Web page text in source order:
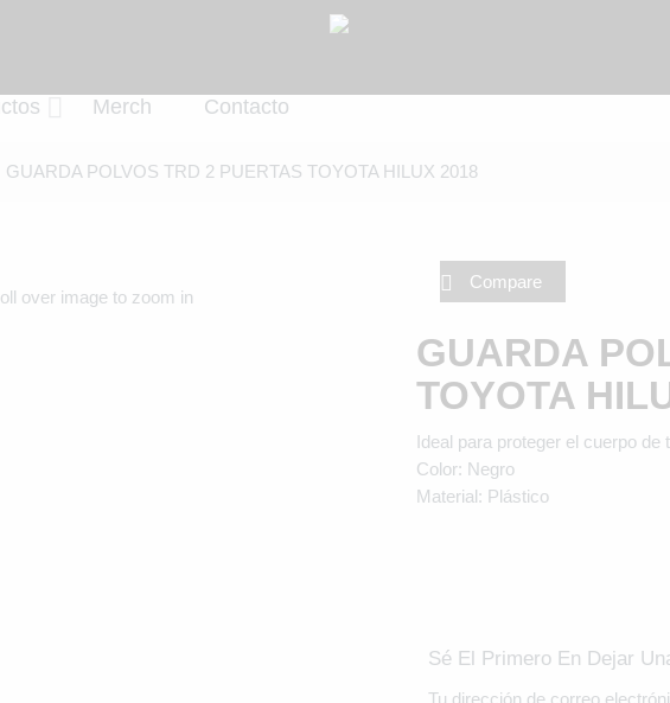
Merch Contacto
POLVOS TRD 2 PUERTAS TOYOTA HILUX 2018
over image to zoom in
GUARDA
TOYOTA
Ideal para proteger el cuerpo
Color: Negro
Material: Plástico
Compare
Sé El Primero En Dejar